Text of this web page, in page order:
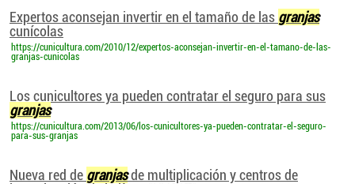
Expertos aconsejan invertir en el tamaño de las granjas
cunícolas
https://cunicultura.com/2010/12/expertos-aconsejan-invertir-en-el-tamano-de-las-
granjas-cunicolas
Los cunicultores ya pueden contratar el seguro para sus
granjas
https://cunicultura.com/2013/06/los-cunicultores-ya-pueden-contratar-el-seguro-
para-sus-granjas
Nueva red de granjasde multiplicación y centros de